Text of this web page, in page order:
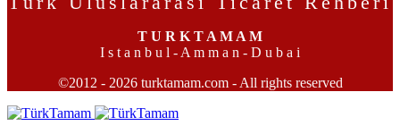
T U R K T A M A M
I s t a n b u l - A m m a n - D u b a i
©2012 - 2026 turktamam.com - All rights reserved